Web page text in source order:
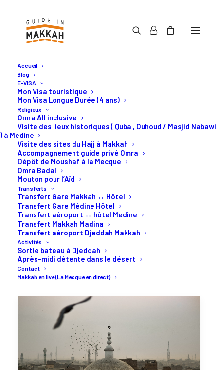
Accueil
Blog
E-VISA
Mon Visa touristique
Mon Visa Longue Durée (4 ans)
Religieux
Omra All inclusive
Visite des lieux historiques ( Quba , Ouhoud / Masjid Nabawi
) à Medine
Visite des sites du Hajj à Makkah
Accompagnement guide privé Omra
Dépôt de Moushaf à la Mecque
Omra Badal
Mouton pour l’Aïd
Transferts
Transfert Gare Makkah ↔ Hôtel
Transfert Gare Médine Hôtel
Transfert aéroport ↔ hôtel Medine
Transfert Makkah Madina
Transfert aéroport Djeddah Makkah
Activités
Sortie bateau à Djeddah
Après-midi détente dans le désert
Contact
Makkah en live (La Mecque en direct)
Guide In Makkah